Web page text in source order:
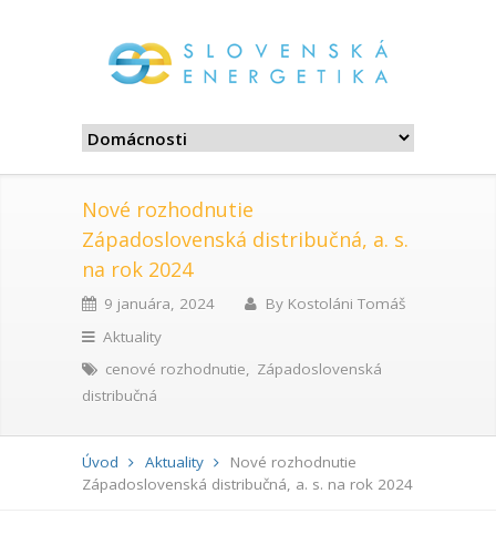
Nové rozhodnutie
Západoslovenská distribučná, a. s.
na rok 2024
9 januára, 2024 By Kostoláni Tomáš
Aktuality
cenové rozhodnutie, Západoslovenská
distribučná
Úvod Aktuality
Nové rozhodnutie
Západoslovenská distribučná, a. s. na rok 2024